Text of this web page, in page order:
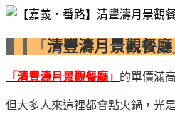
「 清豐濤月景觀餐廳
「清豐濤月景觀餐廳」 的單價滿
但大多人來這裡都會點火鍋，光